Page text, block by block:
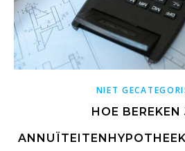
NIET
HOE BEREKEN